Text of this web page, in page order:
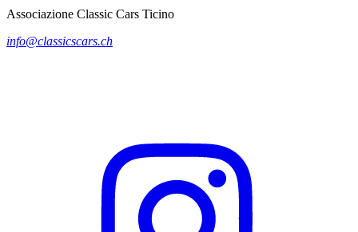
Associazione Classic Cars Ticino
info@classicscars.ch